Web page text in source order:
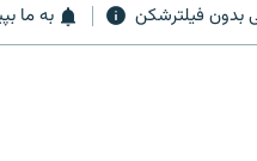
بدون فیلترشکن به ما